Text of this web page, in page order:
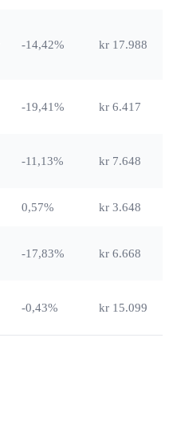
-14,42% kr 17.988
-19,41% kr 6.417
-11,13% kr 7.648
0,57% kr 3.648
-17,83% kr 6.668
-0,43% kr 15.099